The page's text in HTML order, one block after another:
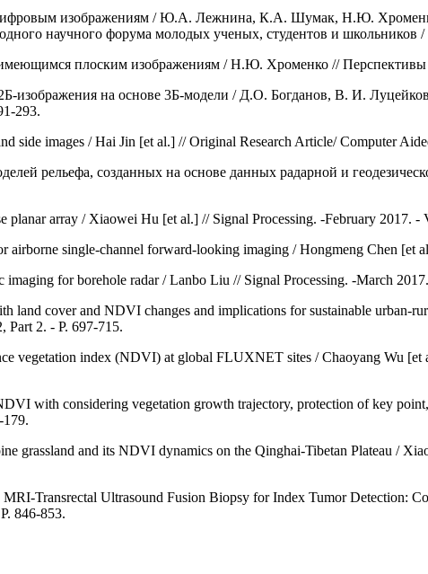
изображениям / Ю.А. Лежнина, К.А. Шумак, Н.Ю.
научного форума молодых ученых, студентов и
плоским изображениям / Н.Ю. Хроменко // Перспективы
изображения на основе 3Б-модели / Д.О. Богданов, B. И.
293.
side images / Hai Jin [et al.] // Original Research Article/ Computer
рельефа, созданных на основе данных радарной и
array / Xiaowei Hu [et al.] // Signal Processing. -February 2017. -
single-channel forward-looking imaging / Hongmeng Chen [et
for borehole radar / Lanbo Liu // Signal Processing. -March
land cover and NDVI changes and implications for sustainable urban-
Part 2. - P. 697-715.
vegetation index (NDVI) at global FLUXNET sites / Chaoyang Wu
with considering vegetation growth trajectory, protection of key
179.
grassland and its NDVI dynamics on the Qinghai-Tibetan Plateau /
Transrectal Ultrasound Fusion Biopsy for Index Tumor Detection:
846-853.